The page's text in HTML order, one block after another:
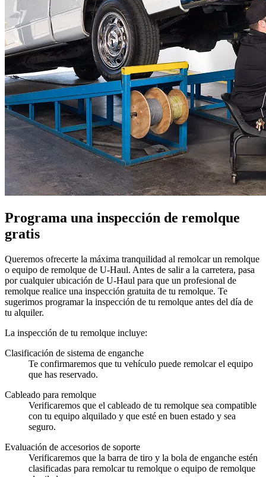
Programa una inspección de remolque
gratis
Queremos ofrecerte la máxima tranquilidad al remolcar un remolque
o equipo de remolque de U-Haul. Antes de salir a la carretera, pasa
por cualquier ubicación de U-Haul para que un profesional de
remolque realice una inspección gratuita de tu remolque. Te
sugerimos programar la inspección de tu remolque antes del día de
tu alquiler.
La inspección de tu remolque incluye:
Clasificación de sistema de enganche
Te confirmaremos que tu vehículo puede remolcar el equipo
que has reservado.
Cableado para remolque
Verificaremos que el cableado de tu remolque sea compatible
con tu equipo alquilado y que esté en buen estado y sea
seguro.
Evaluación de accesorios de soporte
Verificaremos que la barra de tiro y la bola de enganche estén
clasificadas para remolcar tu remolque o equipo de remolque